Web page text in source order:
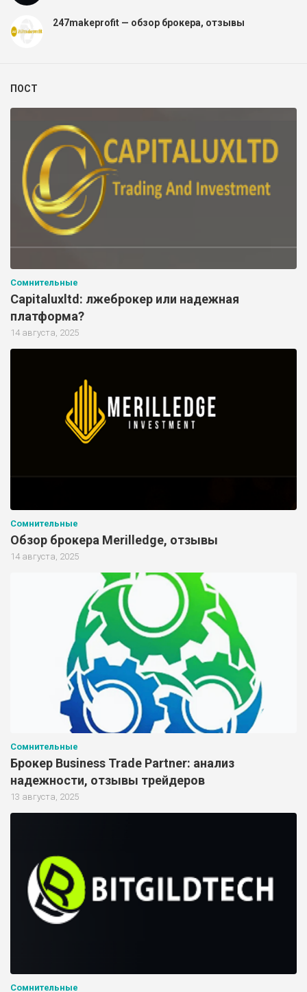
247makeprofit — обзор брокера, отзывы
ПОСТ
Сомнительные
Capitaluxltd: лжеброкер или надежная
платформа?
14 августа, 2025
Сомнительные
Обзор брокера Merilledge, отзывы
14 августа, 2025
Сомнительные
Брокер Business Trade Partner: анализ
надежности, отзывы трейдеров
13 августа, 2025
Сомнительные